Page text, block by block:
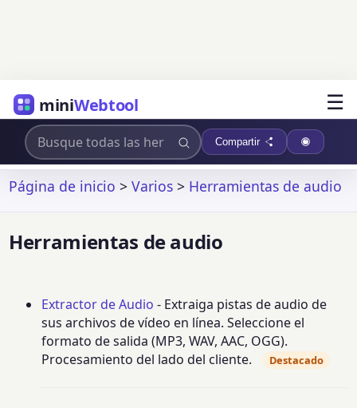
miniWebtool ☰
Compartir
Página de inicio >Varios > Herramientas de audio
Herramientas de audio
Extractor de Audio - Extraiga pistas de audio de
sus archivos de vídeo en línea. Seleccione el
formato de salida (MP3, WAV, AAC, OGG).
Procesamiento del lado del cliente.
Destacado